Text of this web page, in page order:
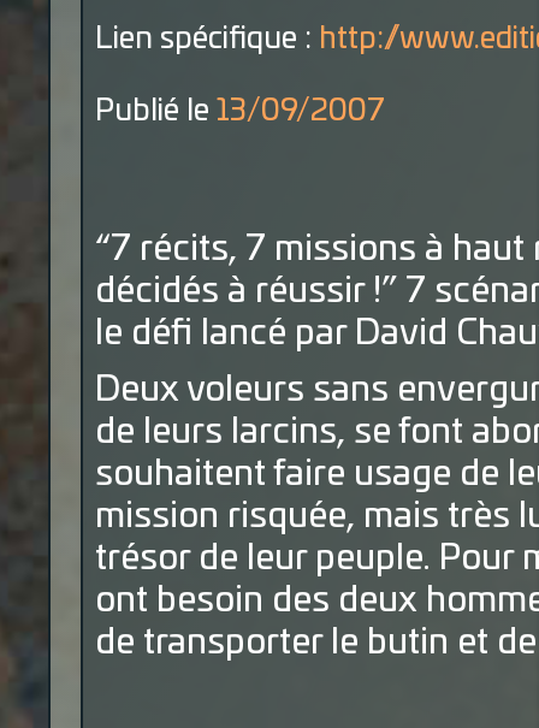
Lien spécifique : http://
Publié le 13/09/2007
“7 récits, 7 missions à
décidés à réussir !” 7
le défi lancé par David
Deux voleurs sans
de leurs larcins, se font
souhaitent faire usage de
mission risquée, mais très
trésor de leur peuple. Pour
ont besoin des deux
de transporter le butin et